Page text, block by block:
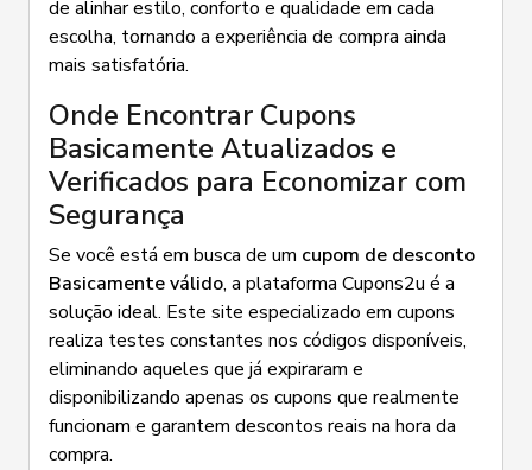
de alinhar estilo, conforto e qualidade em cada
escolha, tornando a experiência de compra ainda
mais satisfatória.
Onde Encontrar Cupons
Basicamente Atualizados e
Verificados para Economizar com
Segurança
Se você está em busca de um cupom de desconto
Basicamente válido, a plataforma Cupons2u é a
solução ideal. Este site especializado em cupons
realiza testes constantes nos códigos disponíveis,
eliminando aqueles que já expiraram e
disponibilizando apenas os cupons que realmente
funcionam e garantem descontos reais na hora da
compra.